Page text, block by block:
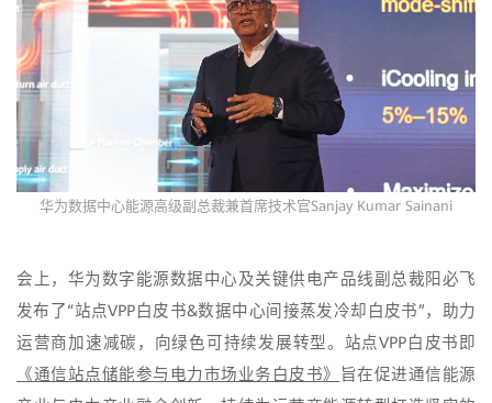
华为数据中心能源高级副总裁兼首席技术官Sanjay Kumar Sainani
会上，华为数字能源数据中心及关键供电产品线副总裁阳必飞
发布了“站点VPP白皮书&数据中心间接蒸发冷却白皮书”，助力
运营商加速减碳，向绿色可持续发展转型。站点VPP白皮书即
《通信站点储能参与电力市场业务白皮书》
旨在促进通信能源